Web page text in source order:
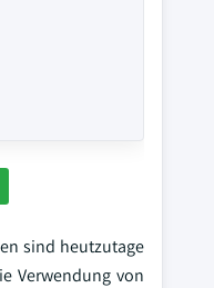
sind heutzutage
Verwendung von